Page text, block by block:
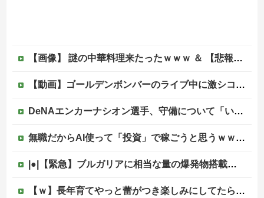
【画像】 謎の中華料理来たったｗｗｗ ＆ 【悲報】近所の謎の台湾料理屋、遂に値上げ
【動画】ゴールデンボンバーのライブ中に激シコ女さんが乱入してしまうｗｗｗｗｗ
DeNAエンカーナシオン選手、守備について「いくら得点しても、エラーを重ねれば逆転されてしまう。そういう意味から自分にとっては、打撃よりも守備の方が大事」
無職だからAI使って「投資」で稼ごうと思うｗｗｗｗｗ他
|●|【緊急】ブルガリアに相当な量の爆発物搭載したドローンが侵入！ルーマニア国境付近で爆発「おいウクライナ軍がよく使う機種だぞ」
【ｗ】長年育てやっと蕾がつき楽しみにしてたら動物の死肉に擬態（外観・腐肉臭）する花が！